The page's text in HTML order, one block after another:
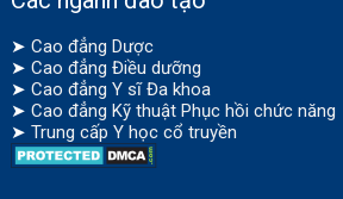
➤ Cao đẳng Dược
➤ Cao đẳng Điều dưỡng
➤ Cao đẳng Y sĩ Đa khoa
➤ Cao đẳng Kỹ thuật Phục hồi chức năng
➤ Trung cấp Y học cổ truyền